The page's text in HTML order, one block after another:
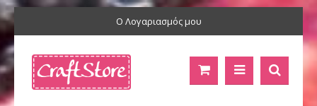
Ο Λογαριασμός μου